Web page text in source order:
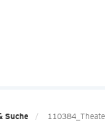
Suche